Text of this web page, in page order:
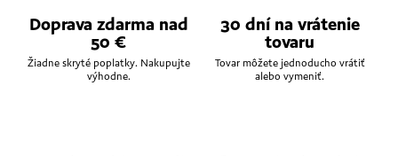
Doprava zdarma nad
50 €
Žiadne skryté poplatky. Nakupujte
výhodne.
30 dní na vrátenie
tovaru
Tovar môžete jednoducho vrátiť
alebo vymeniť.